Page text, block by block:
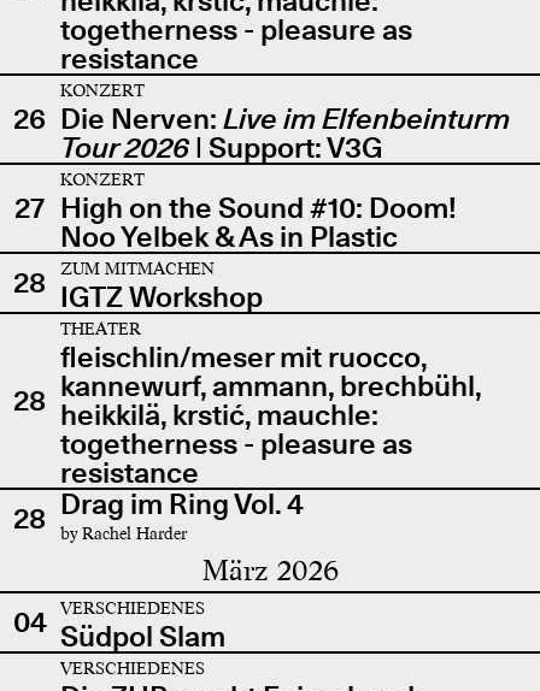
togetherness - pleasure as
resistance
26
KONZERT
Die Nerven: Live im Elfenbeinturm
Tour 2026| Support: V3G
27
KONZERT
High on the Sound #10: Doom!
Noo Yelbek & As in Plastic
28
ZUM MITMACHEN
IGTZ Workshop
28
THEATER
fleischlin/meser mit ruocco,
kannewurf, ammann, brechbühl,
heikkilä, krstić, mauchle:
togetherness - pleasure as
resistance
28 Drag im Ring Vol. 4
by Rachel Harder
März 2026
04 VERSCHIEDENES
Südpol Slam
VERSCHIEDENES